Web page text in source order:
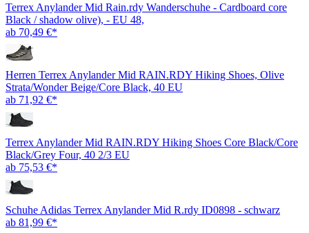
Terrex Anylander Mid Rain.rdy Wanderschuhe - Cardboard core
Black / shadow olive), - EU 48,
ab 70,49 €*
Herren Terrex Anylander Mid RAIN.RDY Hiking Shoes, Olive
Strata/Wonder Beige/Core Black, 40 EU
ab 71,92 €*
Terrex Anylander Mid RAIN.RDY Hiking Shoes Core Black/Core
Black/Grey Four, 40 2/3 EU
ab 75,53 €*
Schuhe Adidas Terrex Anylander Mid R.rdy ID0898 - schwarz
ab 81,99 €*